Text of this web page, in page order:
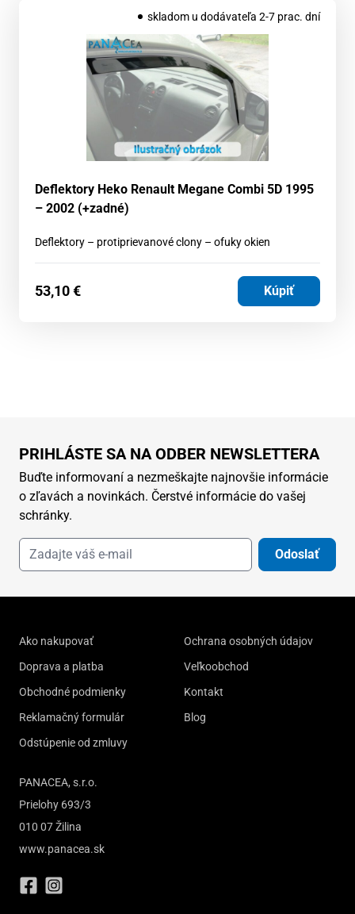
skladom u dodávateľa 2-7 prac. dní
Deflektory Heko Renault Megane Combi 5D 1995
– 2002 (+zadné)
Deflektory – protiprievanové clony – ofuky okien
53,10€ Kúpiť
PRIHLÁSTE SA NA ODBER NEWSLETTERA
Buďte informovaní a nezmeškajte najnovšie informácie
o zľavách a novinkách. Čerstvé informácie do vašej
schránky.
Odoslať
Ako nakupovať
Doprava a platba
Obchodné podmienky
Reklamačný formulár
Odstúpenie od zmluvy
Ochrana osobných údajov
Veľkoobchod
Kontakt
Blog
PANACEA, s.r.o.
Prielohy 693/3
010 07 Žilina
www.panacea.sk